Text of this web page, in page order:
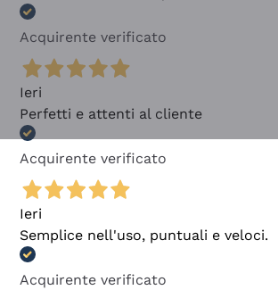
Acquirente verificato
Ieri
Perfetti e attenti al cliente
Acquirente verificato
Ieri
Semplice nell'uso, puntuali e veloci.
Acquirente verificato